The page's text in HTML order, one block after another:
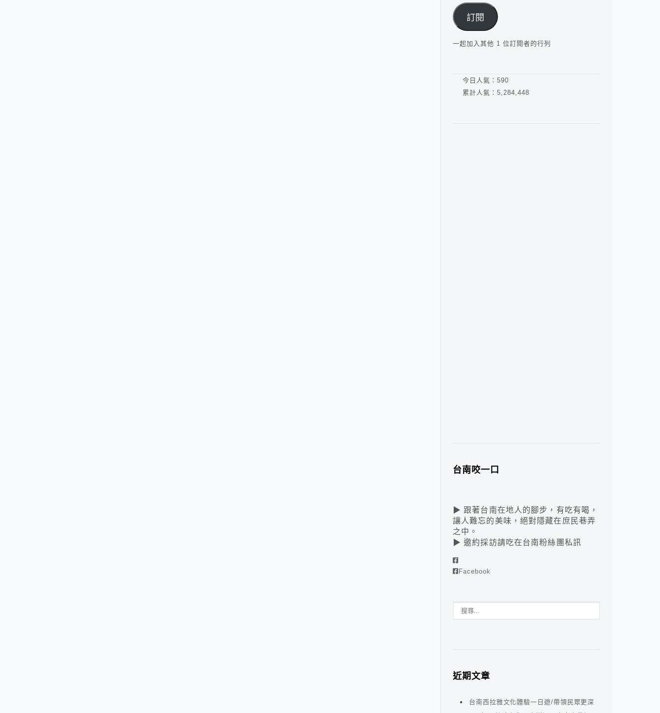
郵
件
地
址
訂閱
一起加入其他 1 位訂閱者的行列
今日人氣： 590
累計人氣： 5,284,448
台南咬一口
▶ 跟著台南在地人的腳步，有吃有喝，
讓人難忘的美味，絕對隱藏在庶民巷弄
之中。
▶ 邀約採訪請吃在台南粉絲團私訊
Facebook
近期文章
台南西拉雅文化體驗一日遊/帶領民眾更深